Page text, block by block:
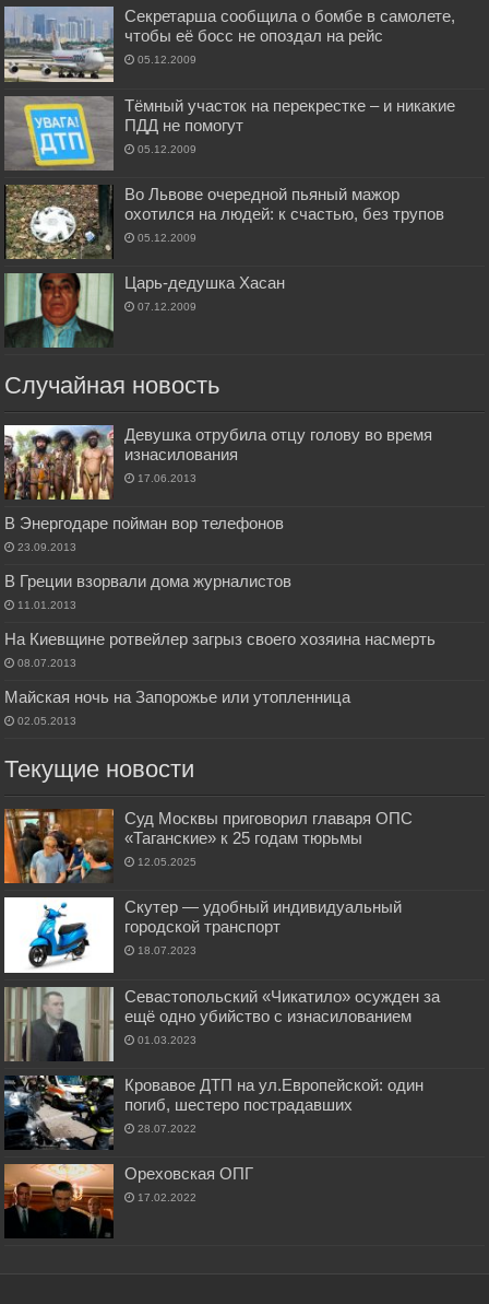
Секретарша сообщила о бомбе в самолете,
чтобы её босс не опоздал на рейс
05.12.2009
Тёмный участок на перекрестке – и никакие
ПДД не помогут
05.12.2009
Во Львове очередной пьяный мажор
охотился на людей: к счастью, без трупов
05.12.2009
Царь-дедушка Хасан
07.12.2009
Случайная новость
Девушка отрубила отцу голову во время
изнасилования
17.06.2013
В Энергодаре пойман вор телефонов
23.09.2013
В Греции взорвали дома журналистов
11.01.2013
На Киевщине ротвейлер загрыз своего хозяина насмерть
08.07.2013
Майская ночь на Запорожье или утопленница
02.05.2013
Текущие новости
Суд Москвы приговорил главаря ОПС
«Таганские» к 25 годам тюрьмы
12.05.2025
Скутер — удобный индивидуальный
городской транспорт
18.07.2023
Севастопольский «Чикатило» осужден за
ещё одно убийство с изнасилованием
01.03.2023
Кровавое ДТП на ул.Европейской: один
погиб, шестеро пострадавших
28.07.2022
Ореховская ОПГ
17.02.2022